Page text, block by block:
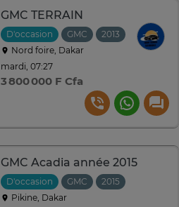
GMC TERRAIN
D'occasion GMC 2013
Nord foire, Dakar
mardi, 07:27
3 800 000 F Cfa
GMC Acadia année 2015
D'occasion GMC 2015
Pikine, Dakar